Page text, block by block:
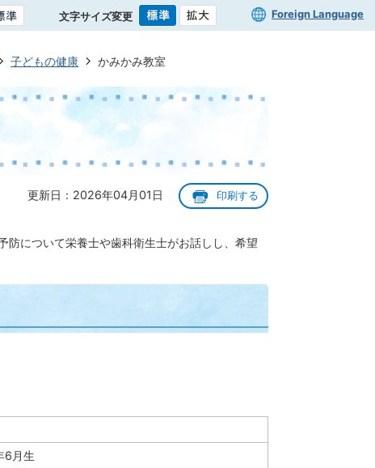
文字サイズ変更 Foreign Language
子どもの健康 かみかみ教室
更新日：2026年04月01日 印刷する
防について栄養士や歯科衛生士がお話しし、希望
6月生